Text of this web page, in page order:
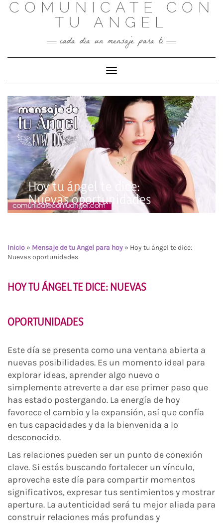
SkipCOMUNICATE CON
TU ANGEL
cada día un mensaje para ti
Toggle Navigation
Hoy tu ángel te dice:
Nuevas oportunidades
Inicio » Mensaje de tu Angel para hoy » Hoy tu ángel te dice:
Nuevas oportunidades
HOY TU ÁNGEL TE DICE: NUEVAS
OPORTUNIDADES
Este día se presenta como una ventana abierta a
nuevas posibilidades. Es un momento ideal para
explorar ideas, aprender algo nuevo o
simplemente atreverte a dar ese primer paso que
has estado postergando. La energía de hoy
favorece el cambio y la expansión, así que confía
en tus capacidades y da la bienvenida a lo
desconocido.
Las relaciones pueden ser un punto de conexión
clave. Si estás buscando fortalecer un vínculo,
aprovecha este día para compartir momentos
significativos, expresar tus sentimientos y mostrar
apertura. La autenticidad será tu mejor aliada para
construir relaciones más profundas y